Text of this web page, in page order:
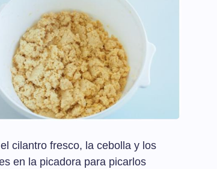
cilantro fresco, la cebolla y los
en la picadora para picarlos